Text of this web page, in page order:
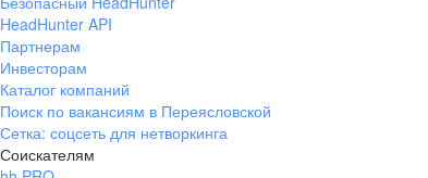
HeadHunter API
Партнерам
Инвесторам
Каталог компаний
Поиск по вакансиям в Переясловской
Сетка: соцсеть для нетворкинга
Соискателям